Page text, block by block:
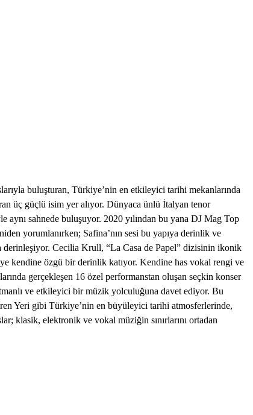
buluşturan, Türkiye’nin en etkileyici tarihi mekanlarında
üç güçlü isim yer alıyor. Dünyaca ünlü İtalyan tenor
sahnede buluşuyor. 2020 yılından bu yana DJ Mag Top
yorumlanırken; Safina’nın sesi bu yapıya derinlik ve
derinleşiyor. Cecilia Krull, “La Casa de Papel” dizisinin ikonik
kendine özgü bir derinlik katıyor. Kendine has vokal rengi ve
gerçekleşen 16 özel performanstan oluşan seçkin konser
ve etkileyici bir müzik yolculuğuna davet ediyor. Bu
Yeri gibi Türkiye’nin en büyüleyici tarihi atmosferlerinde,
klasik, elektronik ve vokal müziğin sınırlarını ortadan